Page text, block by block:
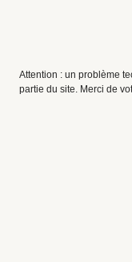
Attention : un problème
partie du site. Merci de